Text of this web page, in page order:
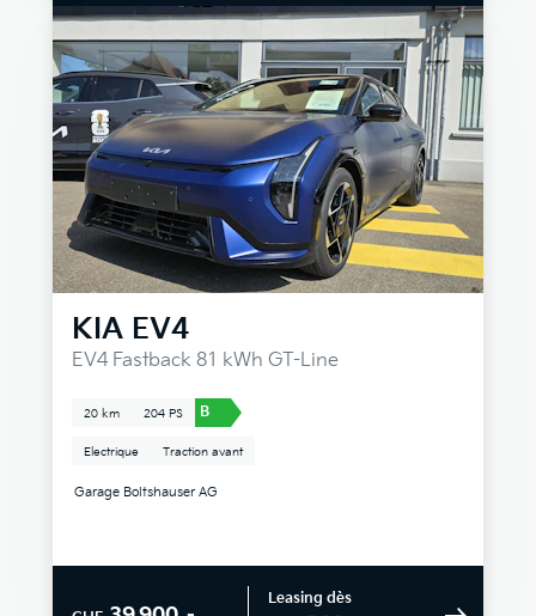
KIA EV4
EV4 Fastback 81 kWh GT-Line
20 km 204 PS B
Electrique Traction avant
Garage Boltshauser AG
Leasing dès